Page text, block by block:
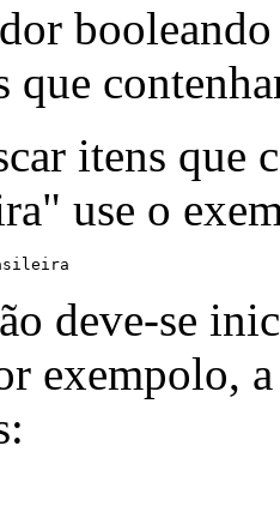
que
itens que
use o
deve-se
exempolo,